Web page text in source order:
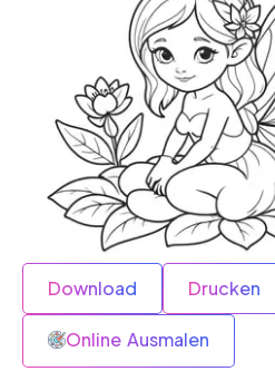
Download Drucken
Online Ausmalen